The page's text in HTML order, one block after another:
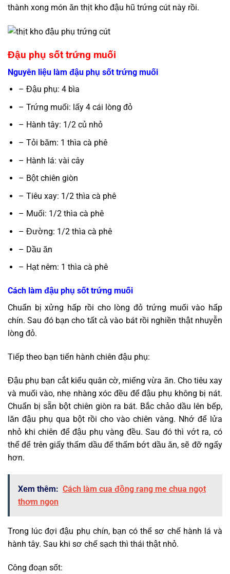
thành xong món ăn thịt kho đậu hũ trứng cút này rồi.
Đậu phụ sốt trứng muối
Nguyên liệu làm đậu phụ sốt trứng muối
– Đậu phụ: 4 bìa
– Trứng muối: lấy 4 cái lòng đỏ
– Hành tây: 1/2 củ nhỏ
– Tỏi băm: 1 thìa cà phê
– Hành lá: vài cây
– Bột chiên giòn
– Tiêu xay: 1/2 thìa cà phê
– Muối: 1/2 thìa cà phê
– Đường: 1/2 thìa cà phê
– Dầu ăn
– Hạt nêm: 1 thìa cà phê
Cách làm đậu phụ sốt trứng muối
Chuẩn bị xửng hấp rồi cho lòng đỏ trứng muối vào hấp
chín. Sau đó bạn cho tất cả vào bát rồi nghiền thật nhuyễn
lòng đỏ.
Tiếp theo bạn tiến hành chiên đậu phụ:
Đậu phụ bạn cắt kiểu quân cờ, miếng vừa ăn. Cho tiêu xay
và muối vào, nhẹ nhàng xóc đều để đậu phụ không bị nát.
Chuẩn bị sẵn bột chiên giòn ra bát. Bắc chảo dầu lên bếp,
lăn đậu phụ qua bột rồi cho vào chiên vàng. Nhớ để lửa
nhỏ khi chiên để đậu phụ vàng đều. Sau đó thì vớt ra, có
thể để trên giấy thấm dầu để thấm bớt dầu ăn, sẽ đỡ ngấy
hơn.
Xem thêm: Cách làm cua đồng rang me chua ngọt
thơm ngon
Trong lúc đợi đậu phụ chín, bạn có thể sơ chế hành lá và
hành tây. Sau khi sơ chế sạch thì thái thật nhỏ.
Công đoạn sốt: